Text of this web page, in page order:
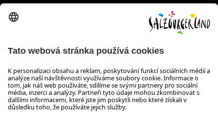
Wiener Bundesstraße 23
5300 Hallwang
OTEVÍRACÍ DOBA
Těšíme se na Vaši poptávku!